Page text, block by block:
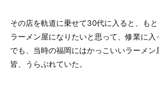
その店を軌道に乗せて30代に入ると、も
ラーメン屋になりたいと思って、修業に入
でも、当時の福岡にはかっこいいラーメン
皆、うらぶれていた。